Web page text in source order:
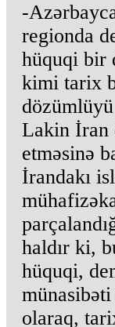
-
regionda
hüquqi bir
kimi tarix
Lakin İran
etməsinə
İrandakı
haldır ki,
hüquqi,
olaraq,